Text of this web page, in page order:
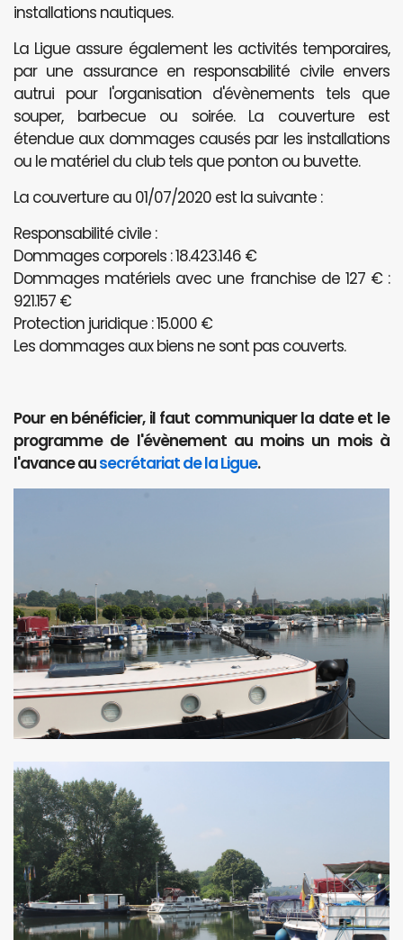
installations nautiques.
La Ligue assure également les activités temporaires,
par une assurance en responsabilité civile envers
autrui pour l'organisation d'évènements tels que
souper, barbecue ou soirée. La couverture est
étendue aux dommages causés par les installations
ou le matériel du club tels que ponton ou buvette.
La couverture au 01/07/2020 est la suivante :
Responsabilité civile :
Dommages corporels : 18.423.146 €
Dommages matériels avec une franchise de 127 € :
921.157 €
Protection juridique : 15.000 €
Les dommages aux biens ne sont pas couverts.
Pour en bénéficier, il faut communiquer la date et le
programme de l'évènement au moins un mois à
l'avance ausecrétariat de la Ligue.